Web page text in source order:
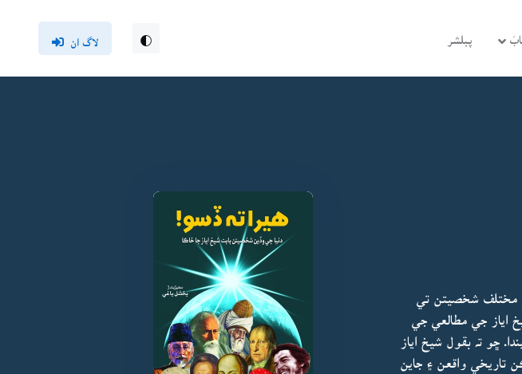
پبلشر لاگ ان
مختلف شخصيتن تي
اياز جي مطالعي جي
ڇو تہ بقول شيخ اياز
واقعن ۽ جاين